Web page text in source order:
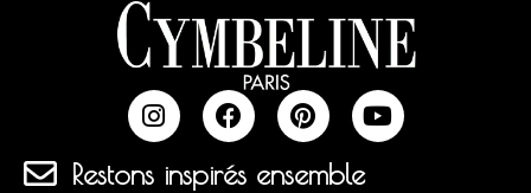
Restons inspirés ensemble